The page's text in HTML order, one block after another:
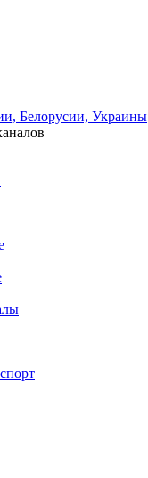
Белорусии, Украины